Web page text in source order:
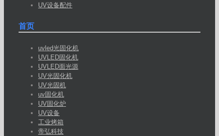
UV设备配件
首页
uvled光固化机
UVLED固化机
UVLED面光源
UV光固化机
UV光固机
uv固化机
UV固化炉
UV设备
工业烤箱
帝弘科技